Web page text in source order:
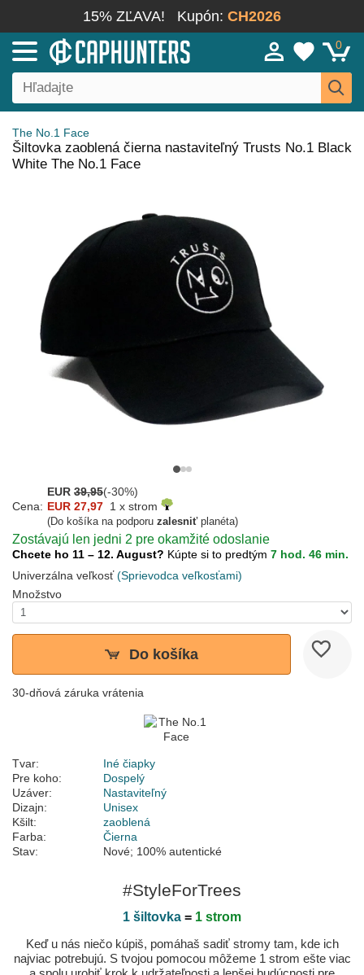
15% ZĽAVA! Kupón: CH2026
0
The No.1 Face
Šiltovka zaoblená čierna nastaviteľný Trusts No.1 Black
White The No.1 Face
EUR 39,95(-30%)
Cena: EUR 27,97 1 x strom
(Do košíka na podporu zalesniťplanéta)
Zostávajú len jedni 2 pre okamžité odoslanie
Chcete ho 11 – 12. August? Kúpte si to predtým 7 hod. 46 min.
Univerzálna veľkosť(Sprievodca veľkosťami)
Množstvo
Do košíka
30-dňová záruka vrátenia
Tvar:
Iné čiapky
Pre koho:
Dospelý
Uzáver:
Nastaviteľný
Dizajn:
Unisex
Kšilt:
zaoblená
Farba:
Čierna
Stav:
Nové; 100% autentické
#StyleForTrees
1 šiltovka = 1 strom
Keď u nás niečo kúpiš, pomáhaš sadiť stromy tam, kde ich
najviac potrebujú. S tvojou pomocou môžeme 1 strom ešte viac